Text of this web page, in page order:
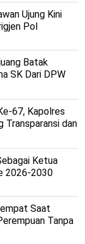
Ujung Kini
Pol
Batak
SK Dari DPW
67, Kapolres
Transparansi dan
Ketua
2026-2030
Saat
Tanpa